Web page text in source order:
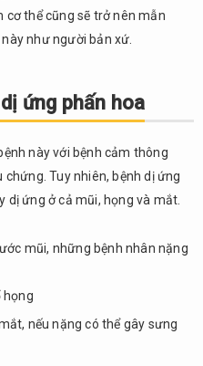
thể cũng sẽ trở nên mẫn
như người bản xứ.
ứng phấn hoa
này với bệnh cảm thông
Tuy nhiên, bệnh dị ứng
dị ứng ở cả mũi, họng và mắt.
mũi, những bệnh nhân nặng
họng
nếu nặng có thể gây sưng